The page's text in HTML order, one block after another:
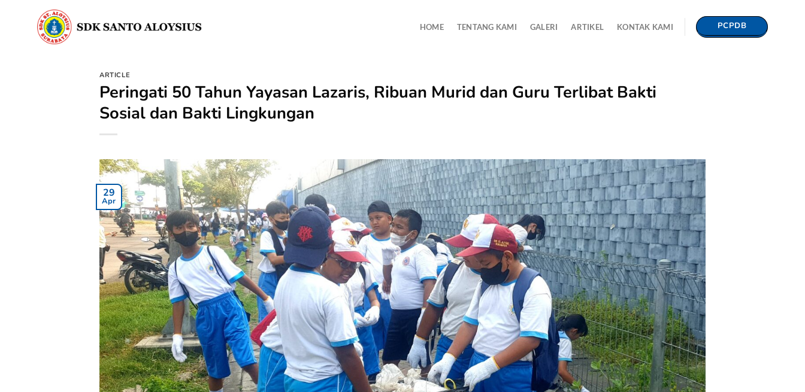
HOME TENTANG KAMI GALERI ARTIKEL KONTAK KAMI PCPDB
ARTICLE
Peringati 50 Tahun Yayasan Lazaris, Ribuan Murid dan Guru Terlibat Bakti
Sosial dan Bakti Lingkungan
29
Apr